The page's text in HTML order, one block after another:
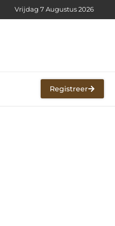
Vrijdag 7 Augustus 2026
Registreer